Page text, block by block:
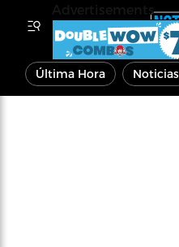
Última Hora Noticias
Advertisements